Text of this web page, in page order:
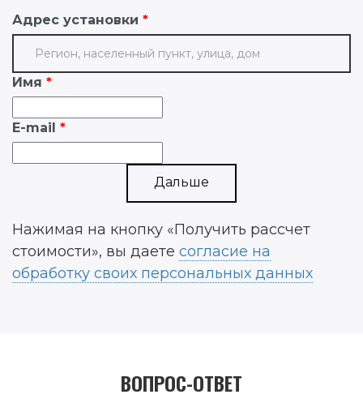
Адрес установки
Имя
E-mail
Дальше
Нажимая на кнопку «Получить рассчет
стоимости», вы даете согласие на
обработку своих персональных данных
ВОПРОС-ОТВЕТ